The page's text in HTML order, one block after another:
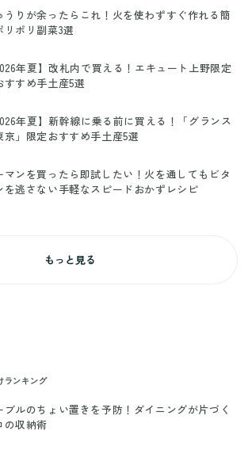
うりが余ったらこれ！火を使わずすぐ作れる簡
リポリ副菜3選
年夏】改札内で買える！エキュート上野限定
すすめ手土産5選
年夏】新幹線に乗る前に買える！「グランス
京」限定おすすめ手土産5選
マンを買ったら即試したい！火を通してもビタ
を逃さない手軽なスピードおかずレシピ
もっと見る
ランキング
ブルのちょい置きを予防！ダイニングが片づく
の収納術